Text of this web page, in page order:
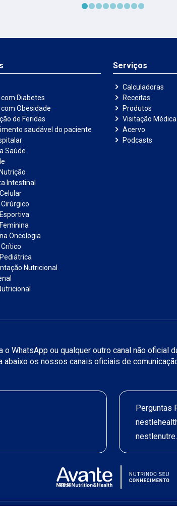
Diabetes
Obesidade
de Feridas
saudável do paciente
Saúde
Intestinal
Oncologia
Nutricional
Serviços
Calculadoras
Receitas
Produtos
Visitação Médica
Acervo
Podcasts
WhatsApp ou qualquer outro canal não
os nossos canais oficiais de
Perguntas